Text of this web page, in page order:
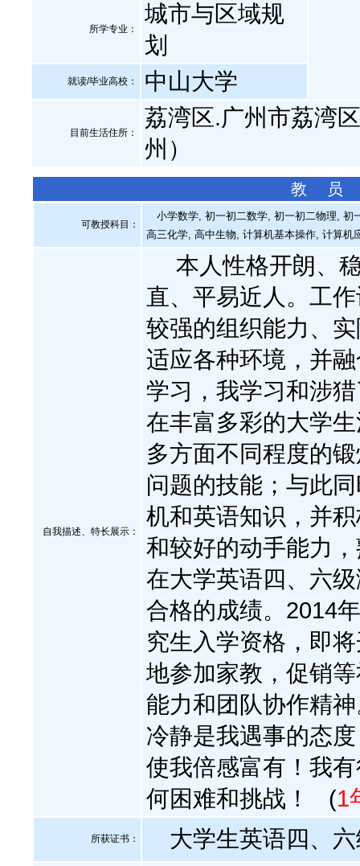
所学专业：
城市与区域规
划
就读/毕业高校： 中山大学
目前生活住所：
荔湾区.广州市荔湾
州）
教 员
可教授科目：
小学数学, 初一初二数学, 初一初二物理, 初
高三化学, 高中生物, 计算机基本操作, 计算机
自我描述、特长展示 ：
本人性格开朗、
直、平易近人。工
较强的组织能力、
适应各种环境，并
学习，我学习和涉
在丰富多彩的大学
多方面不同程度的
问题的技能；与此
机和英语知识，并
和较好的动手能力
在大学英语四、六
合格的成绩。2014
究生入学资格，即
地参加家教，促销
能力和团队协作精
冷静是我遇事的态
使我倍感富有！我
何困难和挑战！
(1
所获证书 ： 大学生英语四、六